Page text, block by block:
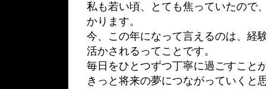
私も若い頃、とても焦っていたので
かります。
今、この年になって言えるのは、経
活かされるってことです。
毎日をひとつずつ丁寧に過ごすこと
きっと将来の夢につながっていくと